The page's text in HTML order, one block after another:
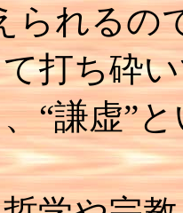
られるの
打ち砕
“謙虚”